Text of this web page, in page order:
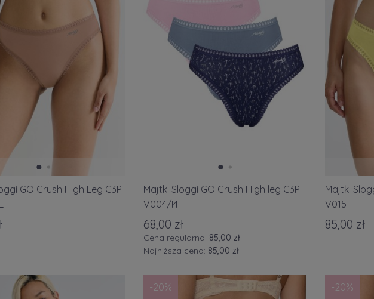
GO Crush High Leg C3P
Majtki Sloggi GO Crush High leg C3P
V004/I4
68,00 zł
Cena regularna:85,00 zł
Najniższa cena:85,00 zł
Majtki
V015
85,00 zł
-20% -20%